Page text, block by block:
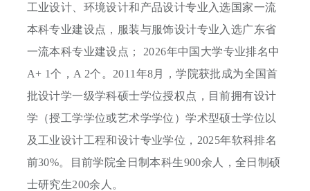
工业设计、环境设计和产品设计专业入选国家一流
本科专业建设点，服装与服饰设计专业入选广东省
一流本科专业建设点； 2026年中国大学专业排名中
A+ 1个，A 2个。2011年8月，学院获批成为全国首
批设计学一级学科硕士学位授权点，目前拥有设计
学（授工学学位或艺术学学位）学术型硕士学位以
及工业设计工程和设计专业学位，2025年软科排名
前30%。目前学院全日制本科生900余人，全日制硕
士研究生200余人。